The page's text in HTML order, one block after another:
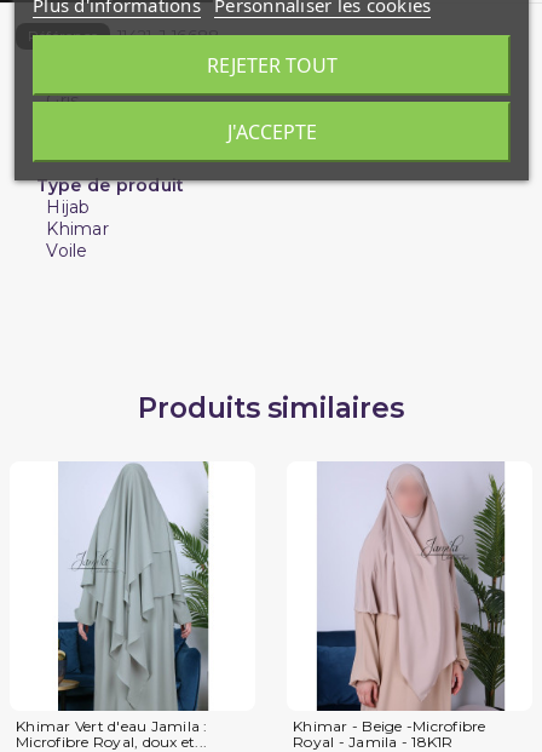
Référence 11421-J-16688
Gris
Type de produit
Hijab
Khimar
Voile
Produits similaires
Khimar Vert d'eau Jamila :
Microfibre Royal, doux et...
Khimar - Beige -Microfibre
Royal - Jamila - 18K1R
Plus d'informations Personnaliser les cookies
REJETER TOUT
J'ACCEPTE